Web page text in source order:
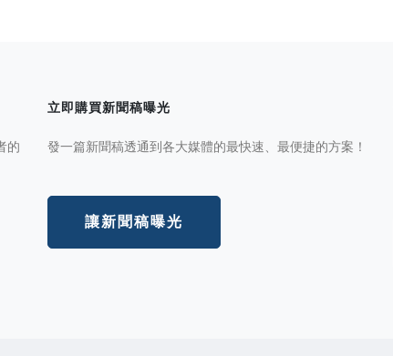
的
立即購買新聞稿曝光
發一篇新聞稿透通到各大媒體的最快速、最便捷的方案！
讓新聞稿曝光